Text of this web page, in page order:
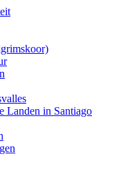
Landen in Santiago